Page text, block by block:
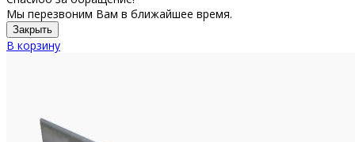
Мы перезвоним Вам в ближайшее время.
Закрыть
В корзину